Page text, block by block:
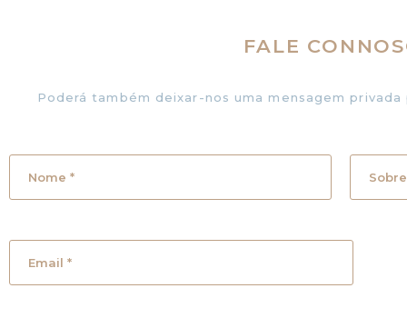
FALE
Poderá também deixar-nos uma mensagem